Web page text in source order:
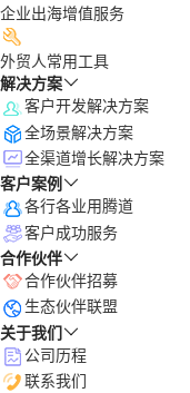
企业出海增值服务
外贸人常用工具
解决方案
客户开发解决方案
全场景解决方案
全渠道增长解决方案
客户案例
各行各业用腾道
客户成功服务
合作伙伴
合作伙伴招募
生态伙伴联盟
关于我们
公司历程
联系我们